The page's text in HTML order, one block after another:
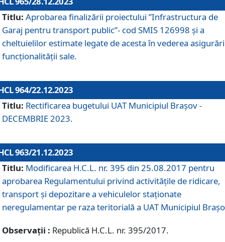
Titlu: Aprobarea finalizării proiectului ”Infrastructura de
Garaj pentru transport public”- cod SMIS 126998 și a
cheltuielilor estimate legate de acesta în vederea
funcționalității sale.
964/22.12.2023
Titlu: Rectificarea bugetului UAT Municipiul Braşov -
DECEMBRIE 2023.
963/21.12.2023
Titlu: Modificarea H.C.L. nr. 395 din 25.08.2017 pentru
aprobarea Regulamentului privind activitățile de ridicare,
transport şi depozitare a vehiculelor staționate
neregulamentar pe raza teritorială a UAT Municipiul
Observații : Republică H.C.L. nr. 395/2017.